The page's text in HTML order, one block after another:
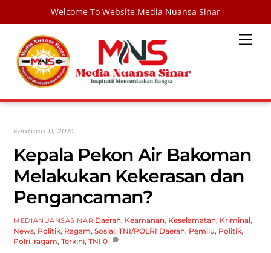
Welcome To Website Media Nuansa Sinar
content
Februari 11, 2024
Kepala Pekon Air Bakoman
Melakukan Kekerasan dan
Pengancaman?
MEDIANUANSASINAR Daerah, Keamanan, Keselamatan, Kriminal,
News, Politik, Ragam,Sosial,TNI/POLRI Daerah, Pemilu, Politik,
Polri, ragam,Terkini,TNI 0